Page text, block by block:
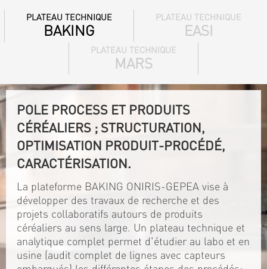
PLATEAU TECHNIQUE
BAKING
PLATEAU TECHNIQUE
EASI
PLATEAU TECHNIQUE
MARS
POLE PROCESS ET PRODUITS
CÉRÉALIERS ; STRUCTURATION,
OPTIMISATION PRODUIT-PROCÉDÉ,
CARACTÉRISATION.
La plateforme BAKING ONIRIS-GEPEA vise à
développer des travaux de recherche et des
projets collaboratifs autours de produits
céréaliers au sens large. Un plateau technique et
analytique complet permet d'étudier au labo et en
usine (audit complet de lignes avec capteurs